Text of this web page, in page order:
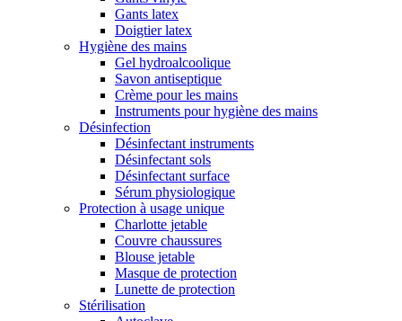
Gants latex
Doigtier latex
Hygiène des mains
Gel hydroalcoolique
Savon antiseptique
Crème pour les mains
Instruments pour hygiène des mains
Désinfection
Désinfectant instruments
Désinfectant sols
Désinfectant surface
Sérum physiologique
Protection à usage unique
Charlotte jetable
Couvre chaussures
Blouse jetable
Masque de protection
Lunette de protection
Stérilisation